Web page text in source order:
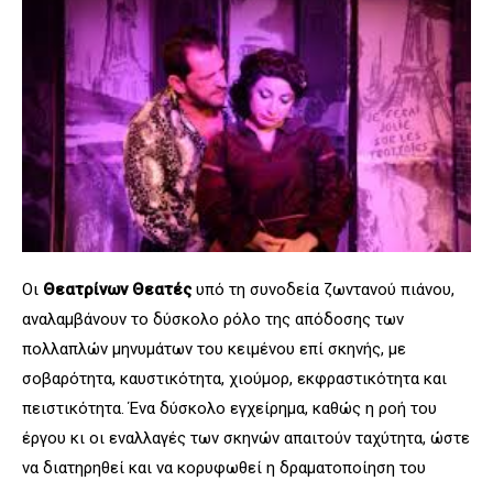
Οι Θεατρίνων Θεατές υπό τη συνοδεία ζωντανού πιάνου,
αναλαμβάνουν το δύσκολο ρόλο της απόδοσης των
πολλαπλών μηνυμάτων του κειμένου επί σκηνής, με
σοβαρότητα, καυστικότητα, χιούμορ, εκφραστικότητα και
πειστικότητα. Ένα δύσκολο εγχείρημα, καθώς η ροή του
έργου κι οι εναλλαγές των σκηνών απαιτούν ταχύτητα, ώστε
να διατηρηθεί και να κορυφωθεί η δραματοποίηση του